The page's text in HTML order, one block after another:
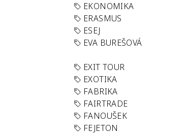
EKONOMIKA
ERASMUS
ESEJ
EVA BUREŠOVÁ
EXIT TOUR
EXOTIKA
FABRIKA
FAIRTRADE
FANOUŠEK
FEJETON